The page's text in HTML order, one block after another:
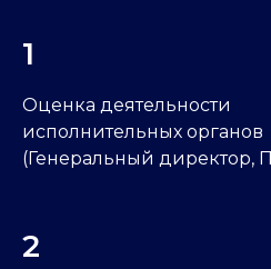
Оценка деятельности
исполнительных органов
(Генеральный директор,
1
2